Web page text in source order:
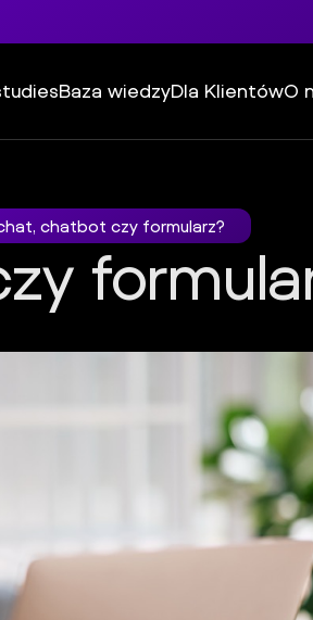
Baza wiedzyDla KlientówO
chatbot czy formularz?
chatbot czy formularz?